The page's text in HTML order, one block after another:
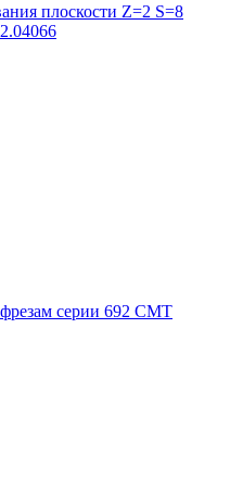
плоскости Z=2 S=8
серии 692 CMT